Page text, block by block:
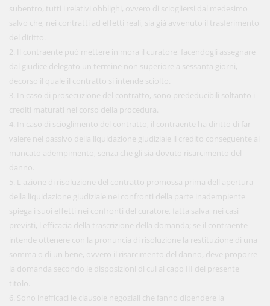
subentro, tutti i relativi obblighi, ovvero di sciogliersi dal medesimo
salvo che, nei contratti ad effetti reali, sia già avvenuto il trasferimento
del diritto.
2. Il contraente può mettere in mora il curatore, facendogli assegnare
dal giudice delegato un termine non superiore a sessanta giorni,
decorso il quale il contratto si intende sciolto.
3. In caso di prosecuzione del contratto, sono prededucibili soltanto i
crediti maturati nel corso della procedura.
4. In caso di scioglimento del contratto, il contraente ha diritto di far
valere nel passivo della liquidazione giudiziale il credito conseguente al
mancato adempimento, senza che gli sia dovuto risarcimento del
danno.
5. L'azione di risoluzione del contratto promossa prima dell'apertura
della liquidazione giudiziale nei confronti della parte inadempiente
spiega i suoi effetti nei confronti del curatore, fatta salva, nei casi
previsti, l'efficacia della trascrizione della domanda; se il contraente
intende ottenere con la pronuncia di risoluzione la restituzione di una
somma o di un bene, ovvero il risarcimento del danno, deve proporre
la domanda secondo le disposizioni di cui al capo III del presente
titolo.
6. Sono inefficaci le clausole negoziali che fanno dipendere la